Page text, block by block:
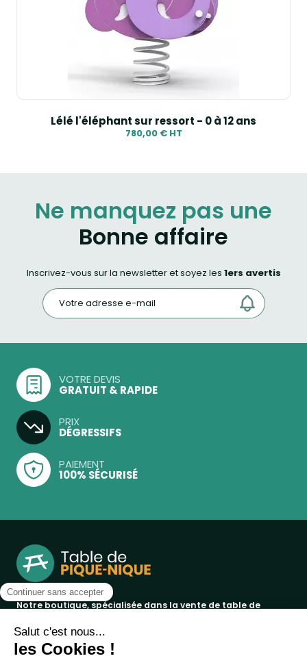
Lélé l'éléphant sur ressort - 0 à 12 ans
780,00 € HT
Ne manquez pas une
Bonne affaire
Inscrivez-vous sur la newsletter et soyez les 1ers avertis
VOTRE DEVIS
GRATUIT & RAPIDE
PRIX
DÉGRESSIFS
PAIEMENT
100% SÉCURISÉ
Notre boutique, spécialisée dans la vente de table de
aux collectvités, aux entreprises privées et publiques et au
associations.